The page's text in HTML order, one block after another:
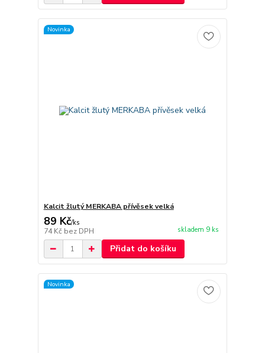
Novinka
Kalcit žlutý MERKABA přívěsek velká
89 Kč/ks
74 Kč bez DPH skladem 9 ks
Přidat do košíku
Novinka